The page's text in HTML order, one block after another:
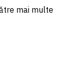
mai multe